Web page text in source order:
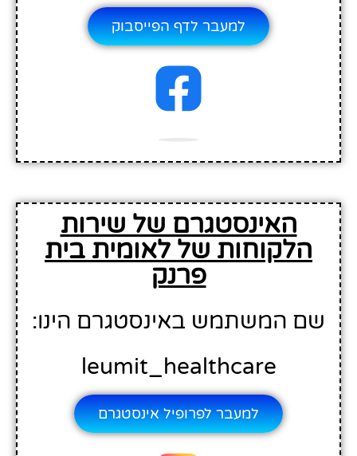
למעבר לדף הפייסבוק
האינסטגרם של שירות
הלקוחות של לאומית בית
פרנק
שם המשתמש באינסטגרם הינו:
leumit_healthcare
למעבר לפרופיל אינסטגרם